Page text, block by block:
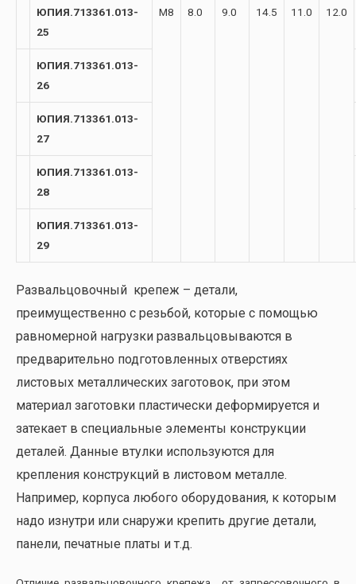
ЮПИЯ.713361.013-
25
М8 8.0 9.0 14.5 11.0 12.0
ЮПИЯ.713361.013-
26
ЮПИЯ.713361.013-
27
ЮПИЯ.713361.013-
28
ЮПИЯ.713361.013-
29
Развальцовочный крепеж – детали,
преимущественно с резьбой, которые с помощью
равномерной нагрузки развальцовываются в
предварительно подготовленных отверстиях
листовых металлических заготовок, при этом
материал заготовки пластически деформируется и
затекает в специальные элементы конструкции
деталей. Данные втулки используются для
крепления конструкций в листовом металле.
Например, корпуса любого оборудования, к которым
надо изнутри или снаружи крепить другие детали,
панели, печатные платы и т.д.